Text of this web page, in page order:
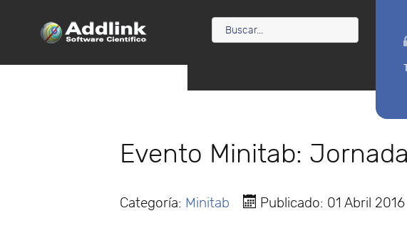
Evento Minitab:
Categoría: Minitab Publicado: 01 Abril 2016